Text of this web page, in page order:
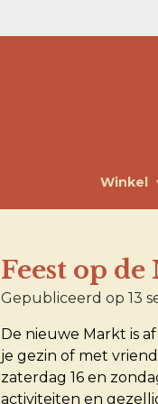
Winkel
Feest op
Gepubliceerd op 13
De nieuwe Markt is
je gezin of met
zaterdag 16 en
activiteiten en